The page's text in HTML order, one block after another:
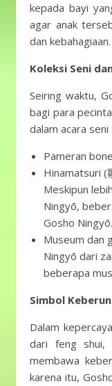
kepada bayi
agar anak
dan kebahagiaan.
Koleksi Seni
Seiring waktu,
bagi para
dalam acara
Pameran
Hinamatsuri (
Meskipun
Ningyō,
Gosho Ningyō.
Museum dan
Ningyō dari
beberapa
Simbol
Dalam
dari feng shui,
membawa
karena itu,